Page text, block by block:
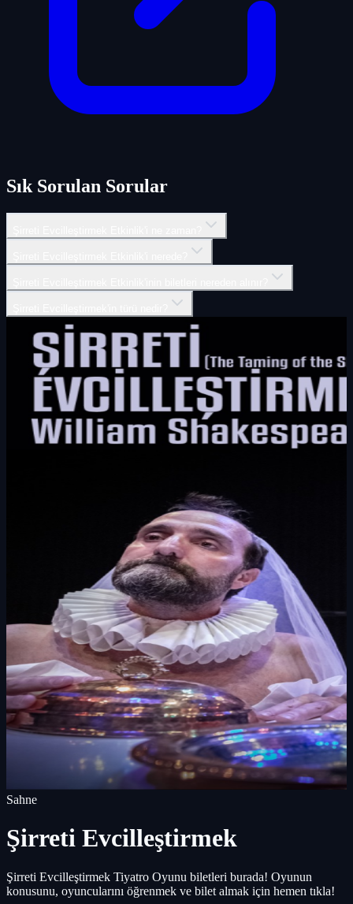
Sık Sorulan Sorular
Sahne
Şirreti Evcilleştirmek
Şirreti Evcilleştirmek Tiyatro Oyunu biletleri burada! Oyunun
konusunu, oyuncularını öğrenmek ve bilet almak için hemen tıkla!